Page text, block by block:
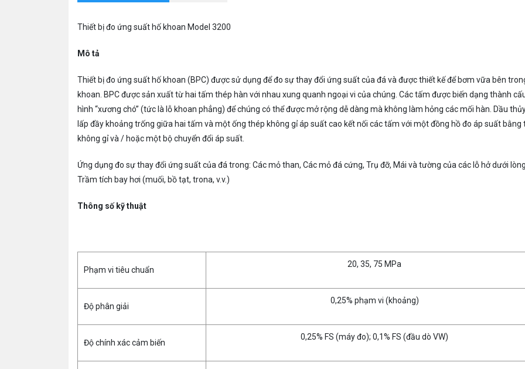
Thiết bị đo ứng suất hố khoan Model 3200
Mô tả
Thiết bị đo ứng suất hố khoan (BPC) được sử dụng để đo sự thay đổi ứng suất của đá và được thiết kế để bơm vữa bên
khoan. BPC được sản xuất từ ​​hai tấm thép hàn với nhau xung quanh ngoại vi của chúng. Các tấm được biến dạng thành
hình “xương chó” (tức là lỗ khoan phẳng) để chúng có thể được mở rộng dễ dàng mà không làm hỏng các mối hàn. Dầu
lấp đầy khoảng trống giữa hai tấm và một ống thép không gỉ áp suất cao kết nối các tấm với một đồng hồ đo áp suất bằng
không gỉ và / hoặc một bộ chuyển đổi áp suất.
Ứng dụng đo sự thay đổi ứng suất của đá trong: Các mỏ than, Các mỏ đá cứng, Trụ đỡ, Mái và tường của các lỗ hở dưới
Trầm tích bay hơi (muối, bồ tạt, trona, v.v.)
Thông số kỹ thuật
Phạm vi tiêu chuẩn
20, 35, 75 MPa
Độ phân giải
0,25% phạm vi (khoảng)
Độ chính xác cảm biến
0,25% FS (máy đo); 0,1% FS (đầu dò VW)